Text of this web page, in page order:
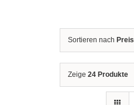
Sortieren nach Preis
Zeige 24 Produkte